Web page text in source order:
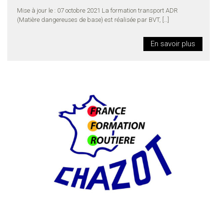
Mise à jour le : 07 octobre 2021 La formation transport ADR
(Matière dangereuses de base) est réalisée par BVT, […]
En savoir plus